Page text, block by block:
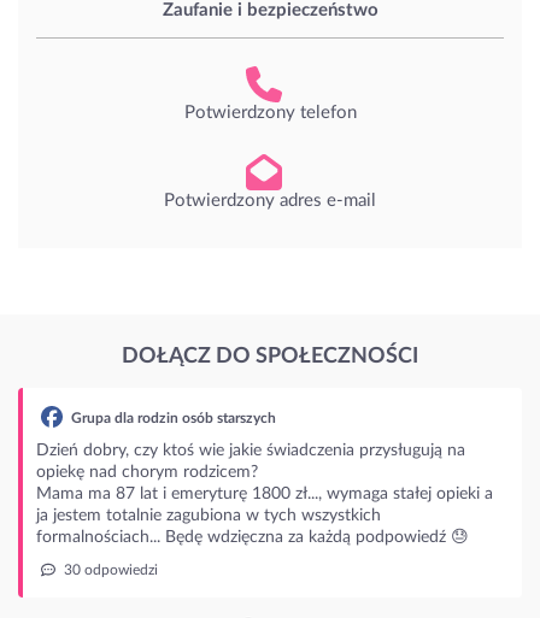
Zaufanie i bezpieczeństwo
Potwierdzony telefon
Potwierdzony adres e-mail
DOŁĄCZ DO SPOŁECZNOŚCI
świadczenia przysługują na
zł..., wymaga stałej opieki a
tych wszystkich
za każdą podpowiedź 😓